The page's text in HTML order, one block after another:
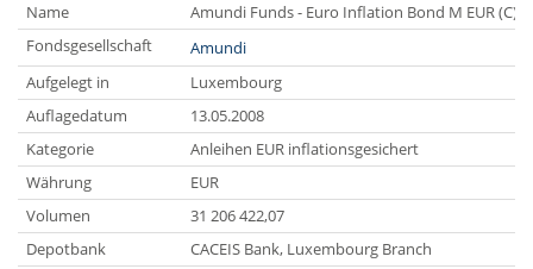
Name
Amundi Funds - Euro Inflation Bond M EUR (C)
Fondsgesellschaft
Amundi
Aufgelegt in
Luxembourg
Auflagedatum
13.05.2008
Kategorie
Anleihen EUR inflationsgesichert
Währung
EUR
Volumen
31 206 422,07
Depotbank
CACEIS Bank, Luxembourg Branch